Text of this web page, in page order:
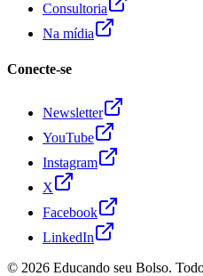
Consultoria
Na mídia
Conecte-se
Newsletter
YouTube
Instagram
X
Facebook
LinkedIn
© 2026 Educando seu Bolso.